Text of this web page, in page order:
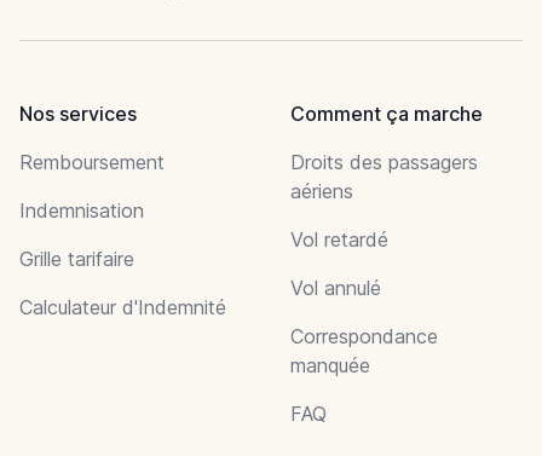
Nos services
Remboursement
Indemnisation
Grille tarifaire
Calculateur d'Indemnité
Comment ça marche
Droits des passagers
aériens
Vol retardé
Vol annulé
Correspondance
manquée
FAQ